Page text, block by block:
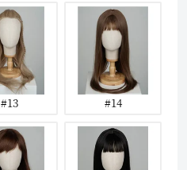
#13 #14